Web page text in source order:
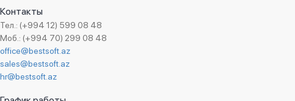
Контакты
Тел.: (+994 12) 599 08 48
Моб.: (+994 70) 299 08 48
office@bestsoft.az
sales@bestsoft.az
hr@bestsoft.az